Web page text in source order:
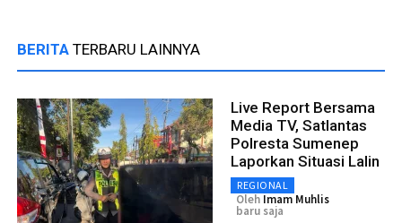
BERITA TERBARU LAINNYA
Live Report Bersama
Media TV, Satlantas
Polresta Sumenep
Laporkan Situasi Lalin
REGIONAL
Oleh Imam Muhlis
baru saja